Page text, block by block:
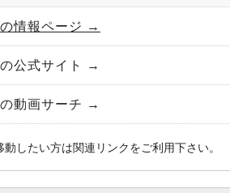
情報ページ →
公式サイト →
動画サーチ →
したい方は関連リンクをご利用下さい。